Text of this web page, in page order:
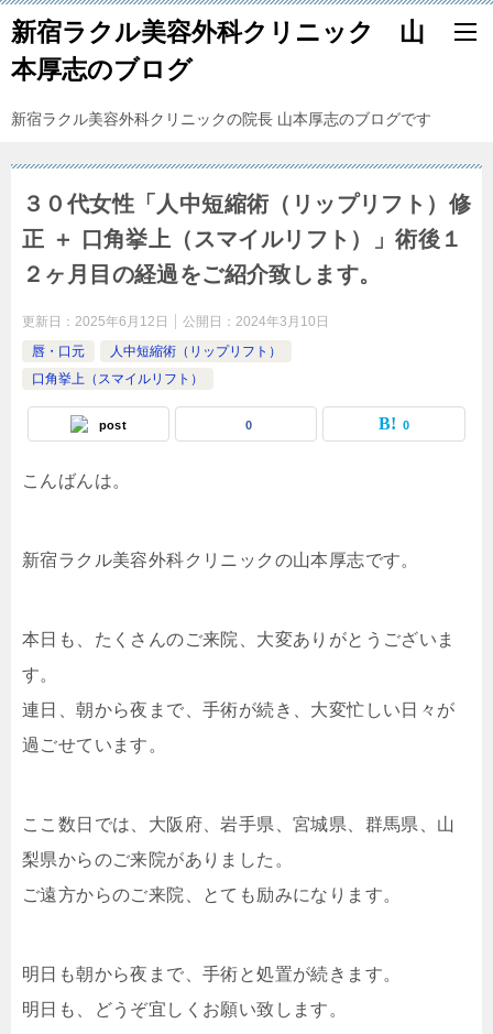
新宿ラクル美容外科クリニック 山
本厚志のブログ
新宿ラクル美容外科クリニックの院長 山本厚志のブログです
３０代女性「人中短縮術（リップリフト）修
正 ＋ 口角挙上（スマイルリフト）」術後１
２ヶ月目の経過をご紹介致します。
更新日： 2025年6月12日 公開日： 2024年3月10日
唇・口元
人中短縮術（リップリフト）
口角挙上（スマイルリフト）
post 0 0
こんばんは。
新宿ラクル美容外科クリニックの山本厚志です。
本日も、たくさんのご来院、大変ありがとうございま
す。
連日、朝から夜まで、手術が続き、大変忙しい日々が
過ごせています。
ここ数日では、大阪府、岩手県、宮城県、群馬県、山
梨県からのご来院がありました。
ご遠方からのご来院、とても励みになります。
明日も朝から夜まで、手術と処置が続きます。
明日も、どうぞ宜しくお願い致します。